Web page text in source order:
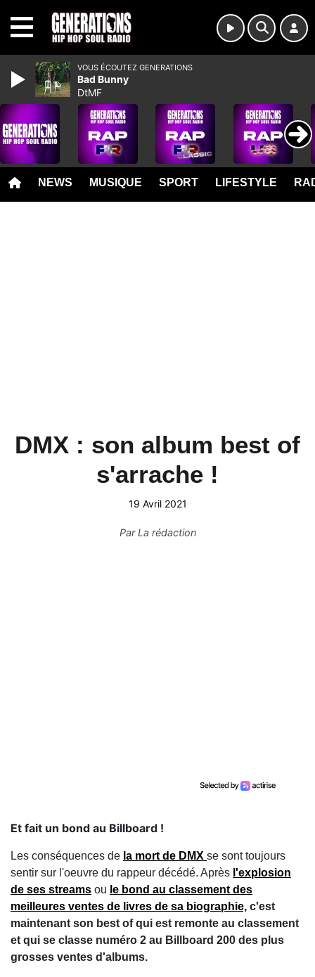
NEWS MUSIQUE SPORT LIFESTYLE
DMX : son album best of
s'arrache !
19 Avril 2021
ParLa rédaction
Et fait un bond au Billboard !
Les conséquences de la mort de DMX se sont toujours
sentir sur l'oeuvre du rappeur décédé. Après l'explosion
de ses streams ou le bond au classement des
meilleures ventes de livres de sa biographie, c'est
maintenant son best of qui est remonte au classement
et qui se classe numéro 2 au Billboard 200 des plus
grosses ventes d'albums.
VOUS ÉCOUTEZ GENERATIONS
Bad Bunny
DtMF